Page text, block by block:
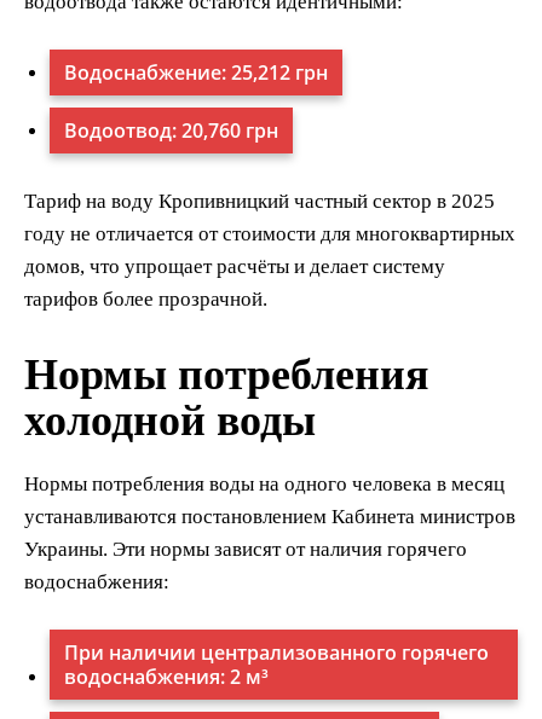
Водоснабжение: 25,212 грн
Водоотвод: 20,760 грн
Тариф на воду Кропивницкий частный сектор в 2025
году не отличается от стоимости для многоквартирных
домов, что упрощает расчёты и делает систему
тарифов более прозрачной.
Нормы потребления
холодной воды
Нормы потребления воды на одного человека в месяц
устанавливаются постановлением Кабинета министров
Украины. Эти нормы зависят от наличия горячего
водоснабжения:
При наличии централизованного горячего
водоснабжения: 2 м³